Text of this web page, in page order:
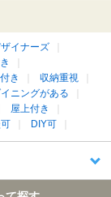
イナーズ
き
収納重視
ニングがある
屋上付き
DIY可